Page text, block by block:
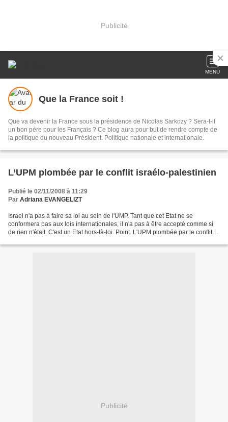
Publicité
MENU
Que la France soit !
Que va devenir la France sous la présidence de Nicolas Sarkozy ? Sera-t-il
un bon père pour les Français ? Ce blog aura pour but de rendre compte de
la politique du nouveau Président. Politique nationale et internationale.
L’UPM plombée par le conflit israélo-palestinien
Publié le 02/11/2008 à 11:29
Par Adriana EVANGELIZT
Israel n'a pas à faire sa loi au sein de l'UMP. Tant que cet Etat ne se
conformera pas aux lois internationales, il n'a pas à être accepté comme si
de rien n'était. C'est un Etat hors-là-loi. Point. L'UPM plombée par le conflit
Publicité